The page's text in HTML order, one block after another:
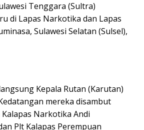
Tenggara (Sultra)
di Lapas Narkotika dan Lapas
Sulawesi Selatan (Sulsel),
Kepala Rutan (Karutan)
mereka disambut
Narkotika Andi
Plt Kalapas Perempuan